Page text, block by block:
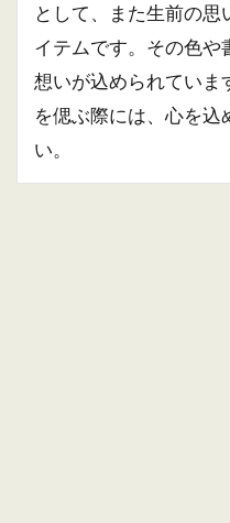
として、また生前の
イテムです。その色や
想いが込められていま
を偲ぶ際には、心を込
い。